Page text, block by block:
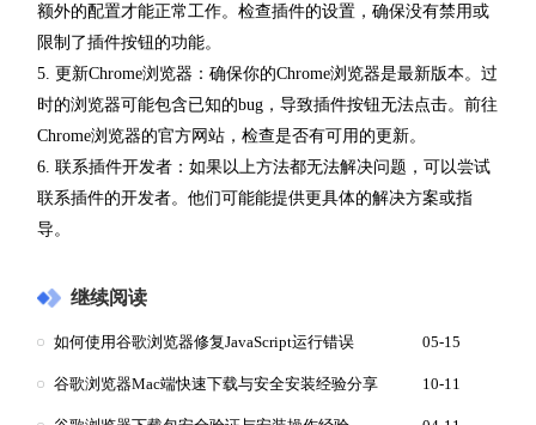
额外的配置才能正常工作。检查插件的设置，确保没有禁用或
限制了插件按钮的功能。
5. 更新Chrome浏览器：确保你的Chrome浏览器是最新版本。过
时的浏览器可能包含已知的bug，导致插件按钮无法点击。前往
Chrome浏览器的官方网站，检查是否有可用的更新。
6. 联系插件开发者：如果以上方法都无法解决问题，可以尝试
联系插件的开发者。他们可能能提供更具体的解决方案或指
导。
继续阅读
如何使用谷歌浏览器修复JavaScript运行错误 05-15
谷歌浏览器Mac端快速下载与安全安装经验分享 10-11